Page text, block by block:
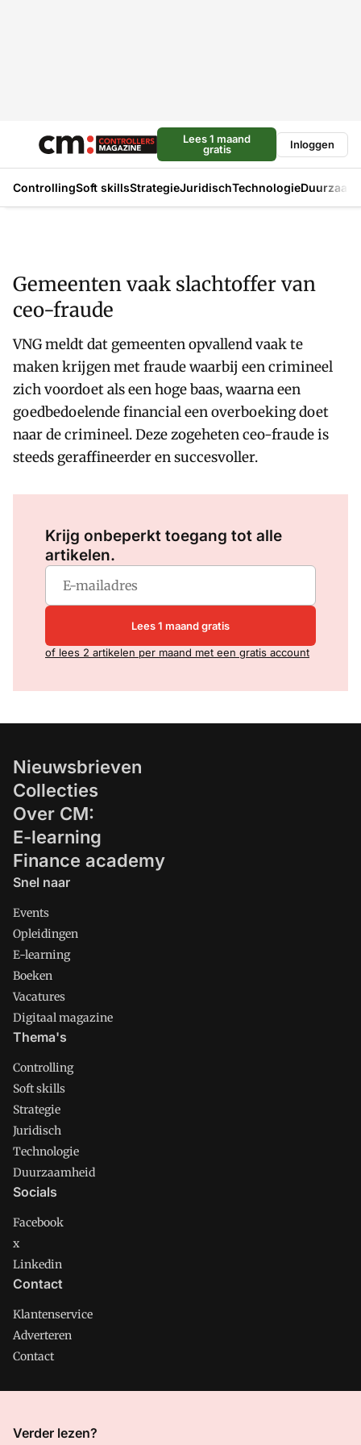
Lees 1 maand
gratis
Inloggen
ControllingSoft skillsStrategieJuridischTechnologie
Gemeenten vaak slachtoffer van
ceo-fraude
VNG meldt dat gemeenten opvallend vaak te
maken krijgen met fraude waarbij een crimineel
zich voordoet als een hoge baas, waarna een
goedbedoelende financial een overboeking doet
naar de crimineel. Deze zogeheten ceo-fraude is
steeds geraffineerder en succesvoller.
Krijg onbeperkt toegang tot alle
artikelen.
Lees 1 maand gratis
of lees 2 artikelen per maand met een gratis account
Nieuwsbrieven
Collecties
Over CM:
E-learning
Finance academy
Snel naar
Events
Opleidingen
E-learning
Boeken
Vacatures
Digitaal magazine
Thema's
Controlling
Soft skills
Strategie
Juridisch
Technologie
Duurzaamheid
Socials
Facebook
x
Linkedin
Contact
Klantenservice
Adverteren
Contact
CMweb is onderdeel van VMN media. Lees in
Verder lezen?